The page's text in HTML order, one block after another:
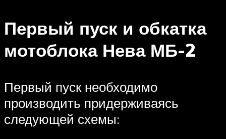
Первый пуск и обкатка
мотоблока Нева МБ-2
Первый пуск необходимо
производить придерживаясь
следующей схемы: